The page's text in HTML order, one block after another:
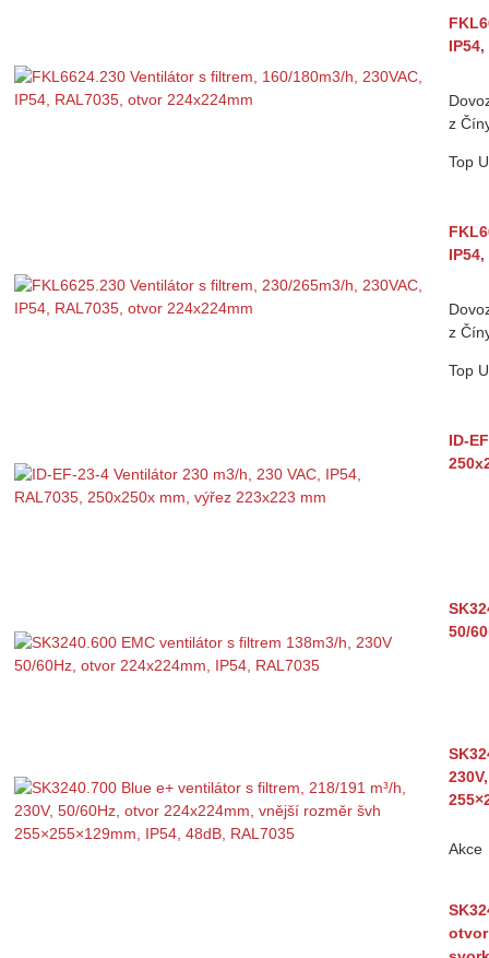
z
Top
z
Top
ID-
50/
Akce
otvor